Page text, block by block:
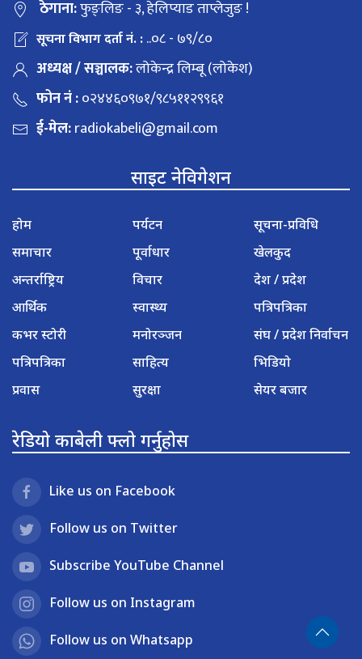
ठेगाना:फुङ्लिङ - ३, हेलिप्याड ताप्लेजुङ !
सूचना विभाग दर्ता नं. :..०८ - ७९/८०
अध्यक्ष / सञ्चालक:लोकेन्द्र लिम्बू (लोकेश)
फोन नं :०२४४६०९७१/९८५११२९९६१
ई-मेल:radiokabeli@gmail.com
साइट नेविगेशन
होम
समाचार
अन्तर्राष्ट्रिय
आर्थिक
कभर स्टोरी
पत्रिपत्रिका
प्रवास
पर्यटन
पूर्वाधार
विचार
स्वास्थ्य
मनोरञ्जन
साहित्य
सुरक्षा
सूचना-प्रविधि
खेलकुद
देश / प्रदेश
पत्रिपत्रिका
संघ / प्रदेश निर्वाचन
भिडियो
सेयर बजार
रेडियो काबेली फ्लो गर्नुहोस
Like us on Facebook
Follow us on Twitter
Subscribe YouTube Channel
Follow us on Instagram
Follow us on Whatsapp